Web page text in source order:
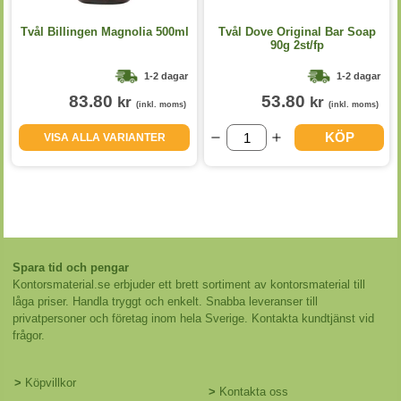
Tvål Billingen Magnolia 500ml
1-2 dagar
83.80 kr (inkl. moms)
VISA ALLA VARIANTER
Tvål Dove Original Bar Soap
90g 2st/fp
1-2 dagar
53.80 kr (inkl. moms)
KÖP
Spara tid och pengar
Kontorsmaterial.se erbjuder ett brett sortiment av kontorsmaterial till
låga priser. Handla tryggt och enkelt. Snabba leveranser till
privatpersoner och företag inom hela Sverige. Kontakta kundtjänst vid
frågor.
> Köpvillkor
> Kontakta oss